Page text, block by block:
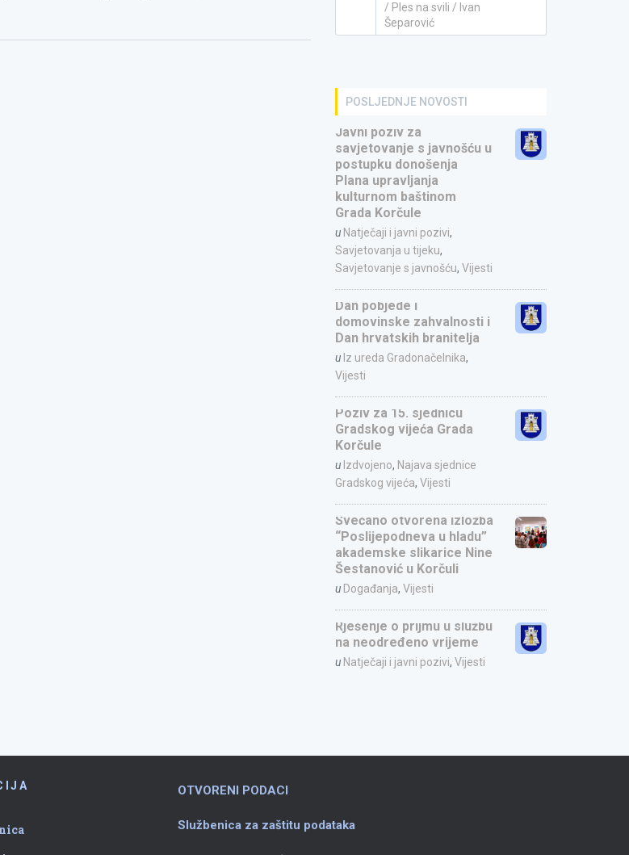
/ Ples na svili / Ivan
Šeparović
POSLJEDNJE NOVOSTI
Javni poziv za
savjetovanje s javnošću u
postupku donošenja
Plana upravljanja
kulturnom baštinom
Grada Korčule
u Natječaji i javni pozivi,
Savjetovanja u tijeku,
Savjetovanje s javnošću, Vijesti
Dan pobjede i
domovinske zahvalnosti i
Dan hrvatskih branitelja
u Iz ureda Gradonačelnika,
Vijesti
Poziv za 15. sjednicu
Gradskog vijeća Grada
Korčule
u Izdvojeno, Najava sjednice
Gradskog vijeća, Vijesti
Svečano otvorena izložba
“Poslijepodneva u hladu”
akademske slikarice Nine
Šestanović u Korčuli
u Događanja, Vijesti
Rješenje o prijmu u službu
na neodređeno vrijeme
u Natječaji i javni pozivi, Vijesti
OTVORENI PODACI
Službenica za zaštitu podataka